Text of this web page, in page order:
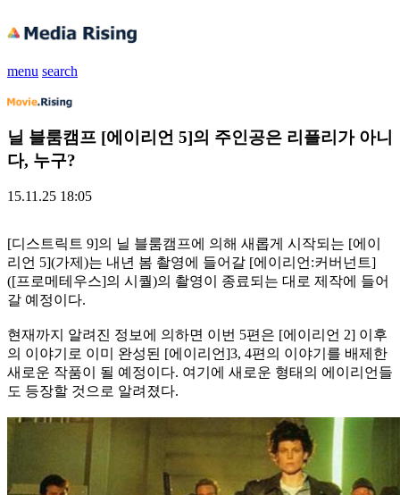
menu search
닐 블룸캠프 [에이리언 5]의 주인공은 리플리가 아니
다, 누구?
15.11.25 18:05
[디스트릭트 9]의 닐 블룸캠프에 의해 새롭게 시작되는 [에이
리언 5](가제)는 내년 봄 촬영에 들어갈 [에이리언:커버넌트]
([프로메테우스]의 시퀄)의 촬영이 종료되는 대로 제작에 들어
갈 예정이다.
현재까지 알려진 정보에 의하면 이번 5편은 [에이리언 2] 이후
의 이야기로 이미 완성된 [에이리언]3, 4편의 이야기를 배제한
새로운 작품이 될 예정이다. 여기에 새로운 형태의 에이리언들
도 등장할 것으로 알려졌다.